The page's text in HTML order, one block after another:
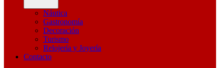
Náutica
Gastronomía
Decoración
Turismo
Relojería y Joyería
Contacto